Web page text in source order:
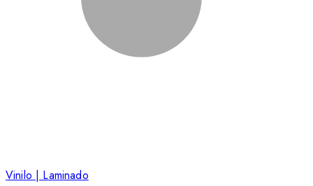
Vinilo | Laminado